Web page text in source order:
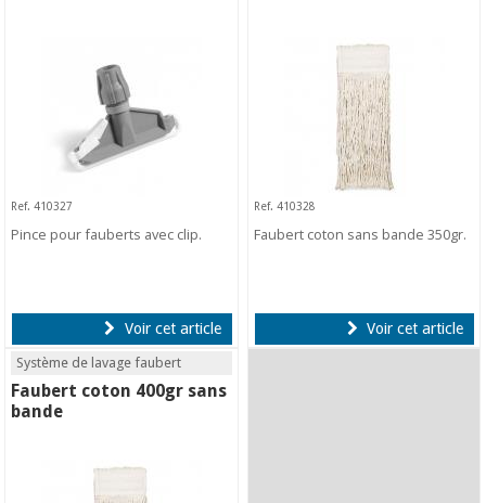
Ref. 410327
Pince pour fauberts avec clip.
Voir cet article
Ref. 410328
Faubert coton sans bande 350gr.
Voir cet article
Système de lavage faubert
Faubert coton 400gr sans
bande